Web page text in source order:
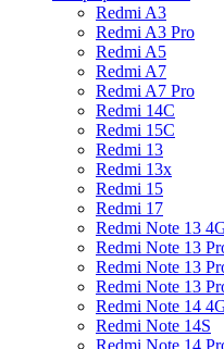
Redmi A3
Redmi A3 Pro
Redmi A5
Redmi A7
Redmi A7 Pro
Redmi 14C
Redmi 15C
Redmi 13
Redmi 13x
Redmi 15
Redmi 17
Redmi Note 13
Redmi Note 13
Redmi Note 13
Redmi Note 13
Redmi Note 14
Redmi Note 14S
Redmi Note 14